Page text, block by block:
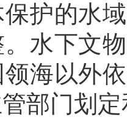
护的水
水下文
海以外
部门划